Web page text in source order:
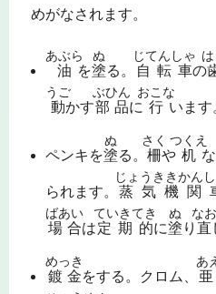
めがなされます。
油
あぶら
を塗
ぬ
る。 自転車
じてんしゃ
の
動
うご
かす部品
ぶひん
に 行
おこな
います
ペンキを塗
ぬ
る。 柵
さく
や 机
つくえ
られます。 蒸気機関
じょうききかん
場合
ばあい
は定期的
ていきてき
に塗
ぬ
り 直
なお
鍍金
めっき
をする。クロム、
あ